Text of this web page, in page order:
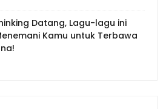
Datang, Lagu-lagu ini
Kamu untuk Terbawa